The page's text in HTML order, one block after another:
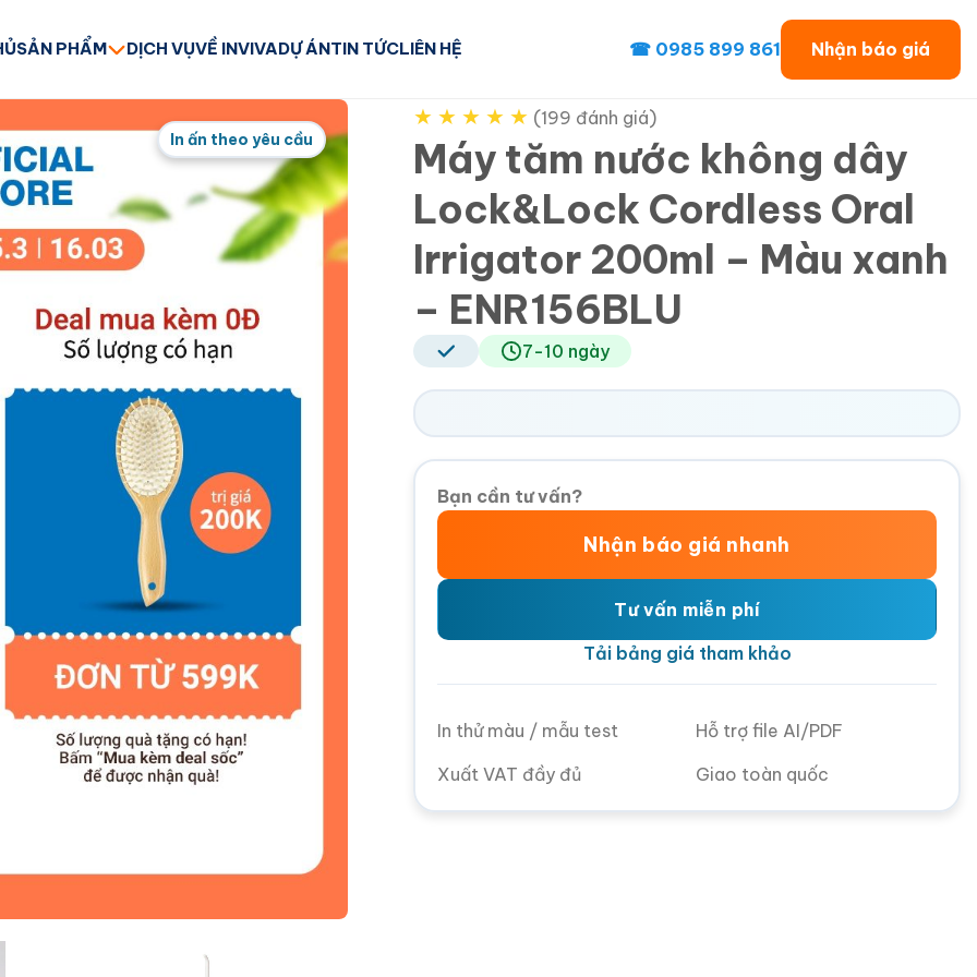
SẢN PHẨM DỊCH VỤVỀ INVIVADỰ ÁNTIN TỨCLIÊN HỆ ☎ 0985 899 861 Nhận báo giá
In ấn theo yêu cầu
★ ★ ★ ★ ★ (199 đánh giá)
Máy tăm nước không dây
Lock&Lock Cordless Oral
Irrigator 200ml – Màu xanh
– ENR156BLU
7-10 ngày
Bạn cần tư vấn?
Nhận báo giá nhanh
Tư vấn miễn phí
Tải bảng giá tham khảo
In thử màu / mẫu test
Hỗ trợ file AI/PDF
Xuất VAT đầy đủ
Giao toàn quốc